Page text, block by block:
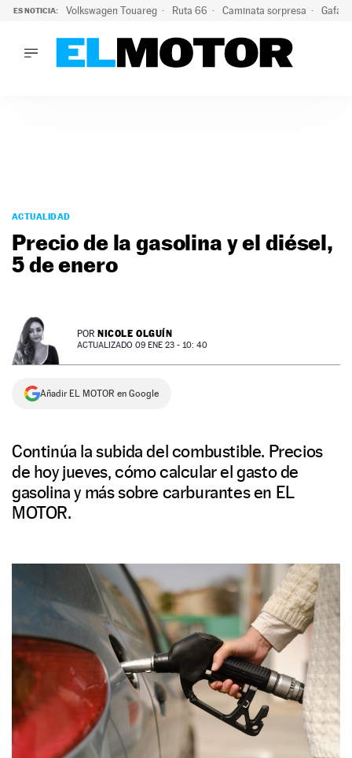
ES NOTICIA: Volkswagen Touareg Ruta 66 Caminata sorpresa Gafas
PODCAST
MOTOS
TECNOLOGÍA
PREMIOS
SERVICIOS
ACTUALIDAD
Precio de la gasolina y el diésel,
5 de enero
POR NICOLE OLGUÍN
ACTUALIZADO 09 ENE 23 - 10: 40
Añadir EL MOTOR en Google
Continúa la subida del combustible. Precios
de hoy jueves, cómo calcular el gasto de
gasolina y más sobre carburantes en EL
MOTOR.